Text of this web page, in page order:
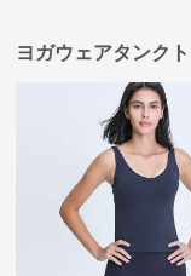
ヨガウェアタンク